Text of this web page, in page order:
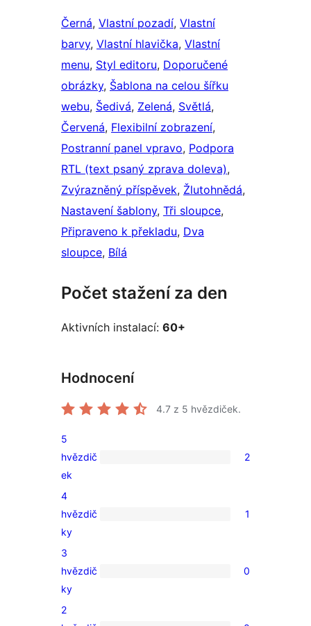
Černá, Vlastní pozadí, Vlastní
barvy, Vlastní hlavička, Vlastní
menu, Styl editoru, Doporučené
obrázky, Šablona na celou šířku
webu, Šedivá, Zelená, Světlá
Červená, Flexibilní zobrazení
Postranní panel vpravo, Podpora
RTL (text psaný zprava doleva)
Zvýrazněný příspěvek, Žlutohnědá
Nastavení šablony, Tři sloupce
Připraveno k překladu, Dva
sloupce, Bílá
Počet stažení za den
Aktivních instalací: 60+
Hodnocení
4.7 z 5 hvězdiček.
2
5hvězdičkové
hodnocení
5
hvězdič
ek
2
1
4hvězdičkové
hodnocení
4
hvězdič
ky
1
0
3hvězdičkové
hodnocení
3
hvězdič
ky
0
2